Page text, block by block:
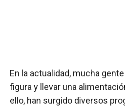
En la actualidad, mucha
figura y llevar una
ello, han surgido diversos